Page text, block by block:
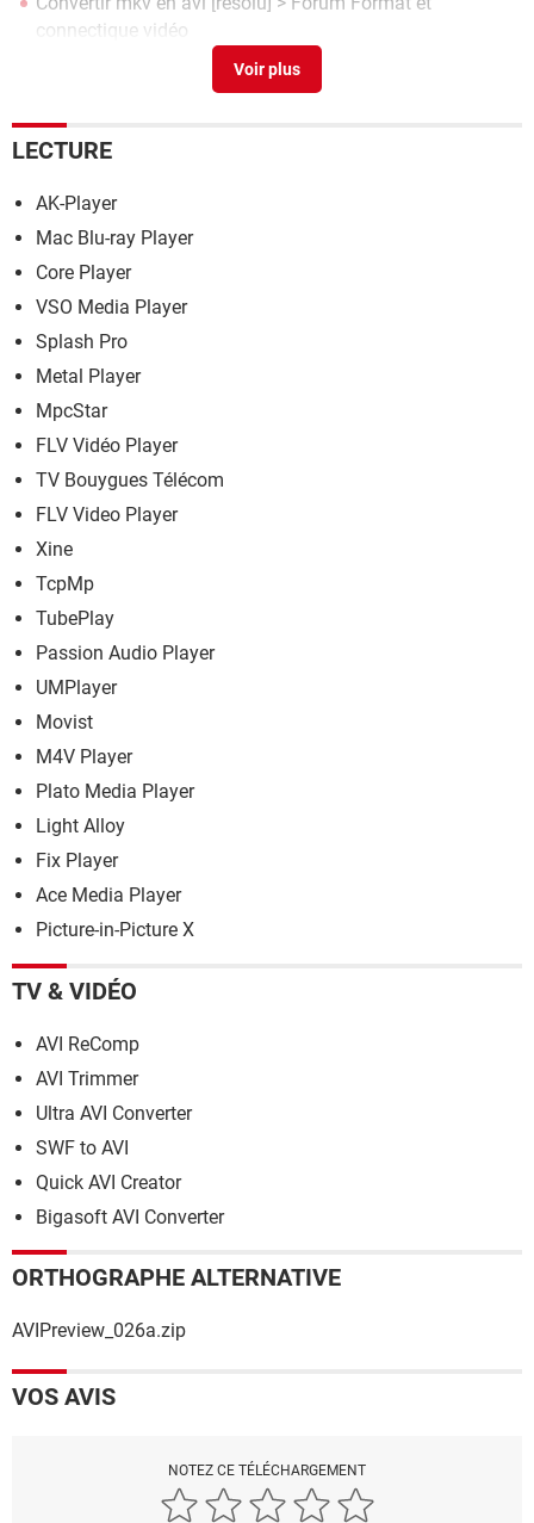
connectique vidéo
> Télécharger - Conversion & Codecs
LECTURE
AK-Player
Mac Blu-ray Player
Core Player
VSO Media Player
Splash Pro
Metal Player
MpcStar
FLV Vidéo Player
TV Bouygues Télécom
FLV Video Player
Xine
TcpMp
TubePlay
Passion Audio Player
UMPlayer
Movist
M4V Player
Plato Media Player
Light Alloy
Fix Player
Ace Media Player
Picture-in-Picture X
TV & VIDÉO
AVI ReComp
AVI Trimmer
Ultra AVI Converter
SWF to AVI
Quick AVI Creator
Bigasoft AVI Converter
ORTHOGRAPHE ALTERNATIVE
AVIPreview_026a.zip
VOS AVIS
NOTEZ CE TÉLÉCHARGEMENT